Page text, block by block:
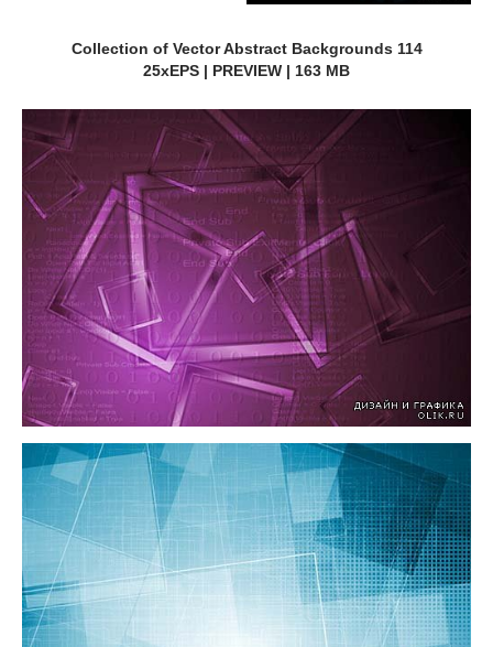
Collection of Vector Abstract Backgrounds 114
25xEPS | PREVIEW | 163 MB